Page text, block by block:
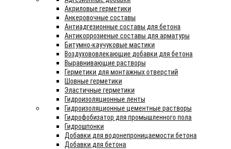
Акриловые герметики
Анкеровочные составы
Антиадгезионные составы для бетона
Антикоррозиеные составы для арматуры
Битумно-каучуковые мастики
Воздухововлекающие добавки для бетона
Выравнивающие растворы
Герметики для монтажных отверстий
Шовные герметики
Эластичные герметики
Гидроизоляционные ленты
Гидроизоляционные цементные растворы
Гидрофобизатор для промышленного пола
Гидрошпонки
Добавки для водонепроницаемости бетона
Добавки для бетона